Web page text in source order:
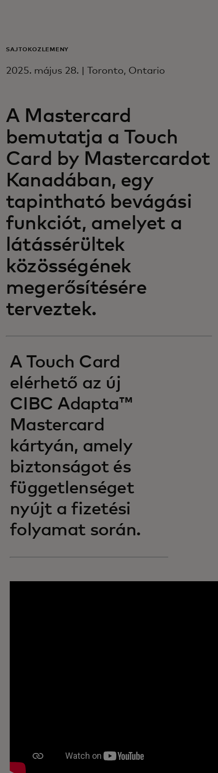
Vállalkozásoknak
Innovátoroknak
Hírek és trendek
SAJTÓKÖZLEMÉNY
2025. május 28. | Toronto, Ontario
A Mastercard
bemutatja a Touch
Card by Mastercardot
Kanadában, egy
tapintható bevágási
funkciót, amelyet a
látássérültek
közösségének
megerősítésére
terveztek.
A Touch Card
elérhető az új
CIBC Adapta™
Mastercard
kártyán, amely
biztonságot és
függetlenséget
nyújt a fizetési
folyamat során.